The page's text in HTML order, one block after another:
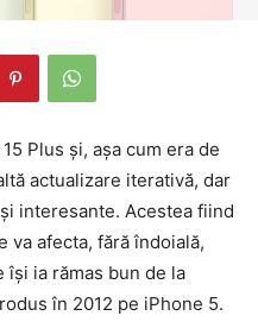
Plus și, așa cum era de
actualizare iterativă, dar
interesante. Acestea fiind
va afecta, fără îndoială,
ia rămas bun de la
în 2012 pe iPhone 5.